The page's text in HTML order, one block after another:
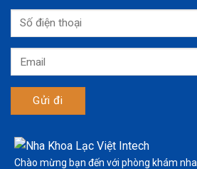
Chào mừng bạn đến với phòng khám nha